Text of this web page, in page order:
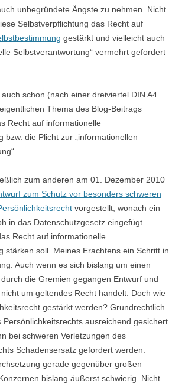
unbegründete Ängste zu nehmen. Nicht
Selbstverpflichtung das Recht auf
gestärkt und vielleicht auch
Selbstverantwortung“ vermehrt gefordert
schon (nach einer dreiviertel DIN A4
Thema des Blog-Beitrags
Recht auf informationelle
bzw. die Plicht zur „informationellen
zum anderen am 01. Dezember 2010
zum Schutz vor besonders schweren
vorgestellt, wonach ein
in das Datenschutzgesetz eingefügt
Recht auf informationelle
stärken soll. Meines Erachtens ein Schritt in
Auch wenn es sich bislang um einen
die Gremien gegangen Entwurf und
um geltendes Recht handelt. Doch wie
gestärkt werden? Grundrechtlich
Persönlichkeitsrechts ausreichend gesichert.
bei schweren Verletzungen des
Schadensersatz gefordert werden.
gerade gegenüber großen
bislang äußerst schwierig. Nicht